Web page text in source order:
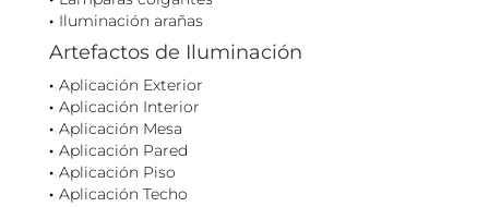
Iluminación arañas
Artefactos de Iluminación
Aplicación Exterior
Aplicación Interior
Aplicación Mesa
Aplicación Pared
Aplicación Piso
Aplicación Techo